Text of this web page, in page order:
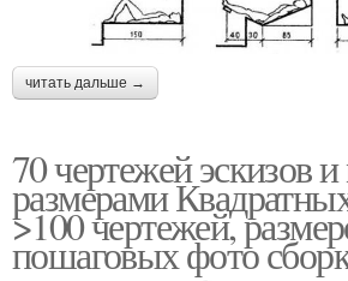
читать дальше →
70 чертежей эскизов и
размерами
>100 чертежей,
пошаговых фото